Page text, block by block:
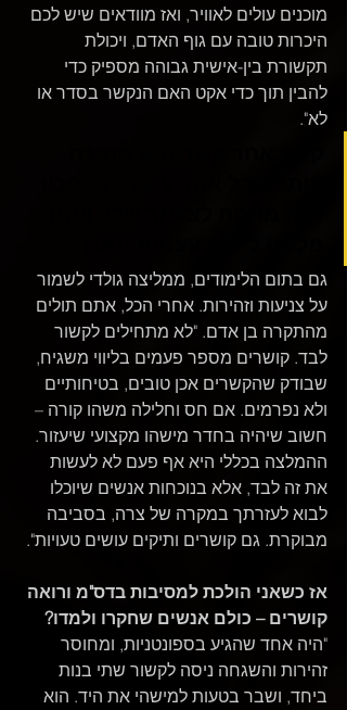
מוכנים עולים לאוויר, ואז מוודאים שיש לכם
היכרות טובה עם גוף האדם, ויכולת
תקשורת בין-אישית גבוהה מספיק כדי
להבין תוך כדי אקט האם הנקשר בסדר או
לא".
גם בתום הלימודים, ממליצה גולדי לשמור
על צניעות וזהירות. אחרי הכל, אתם תולים
מהתקרה בן אדם. "לא מתחילים לקשור
לבד. קושרים מספר פעמים בליווי משגיח,
שבודק שהקשרים אכן טובים, בטיחותיים
ולא נפרמים. אם חס וחלילה משהו קורה –
חשוב שיהיה בחדר מישהו מקצועי שיעזור.
ההמלצה בכללי היא אף פעם לא לעשות
את זה לבד, אלא בנוכחות אנשים שיוכלו
לבוא לעזרתך במקרה של צרה, בסביבה
מבוקרת. גם קושרים ותיקים עושים טעויות".
אז כשאני הולכת למסיבות בדס"מ ורואה
קושרים – כולם אנשים שחקרו ולמדו?
"היה אחד שהגיע בספונטניות, ומחוסר
זהירות והשגחה ניסה לקשור שתי בנות
ביחד, ושבר בטעות למישהי את היד. הוא